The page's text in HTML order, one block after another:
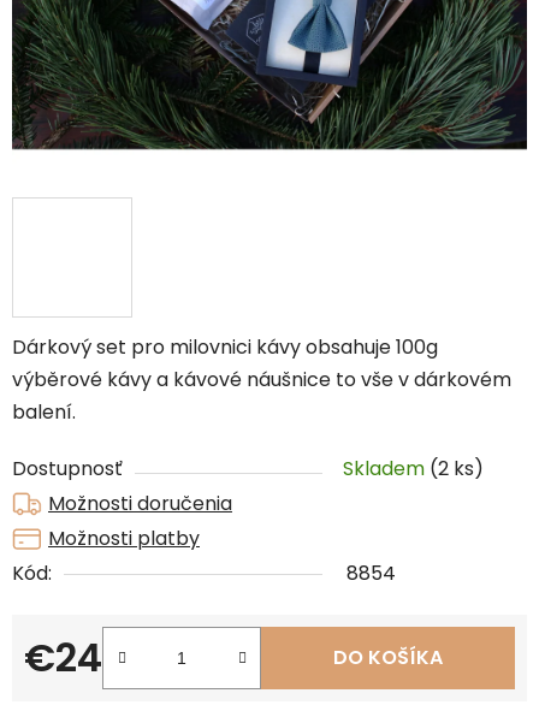
Dárkový set pro milovnici kávy obsahuje 100g
výběrové kávy a kávové náušnice to vše v dárkovém
balení.
Dostupnosť Skladem (2 ks)
Možnosti doručenia
Možnosti platby
Kód:
8854
€24
Jednotková cena:
DO KOŠÍKA